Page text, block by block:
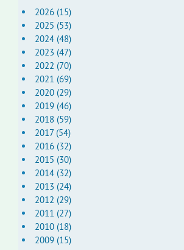
2026 (15)
2025 (53)
2024 (48)
2023 (47)
2022 (70)
2021 (69)
2020 (29)
2019 (46)
2018 (59)
2017 (54)
2016 (32)
2015 (30)
2014 (32)
2013 (24)
2012 (29)
2011 (27)
2010 (18)
2009 (15)